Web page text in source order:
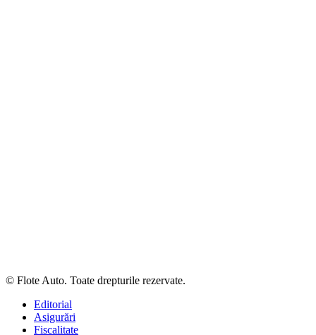
© Flote Auto. Toate drepturile rezervate.
Editorial
Asigurări
Fiscalitate